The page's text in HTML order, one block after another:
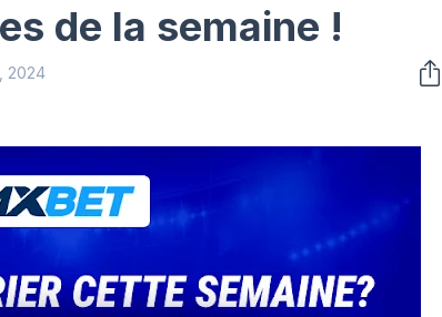
de la semaine !
2024